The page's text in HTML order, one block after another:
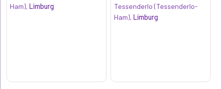
Ham), Limburg
Tessenderlo (Tessenderlo-
Ham),Limburg